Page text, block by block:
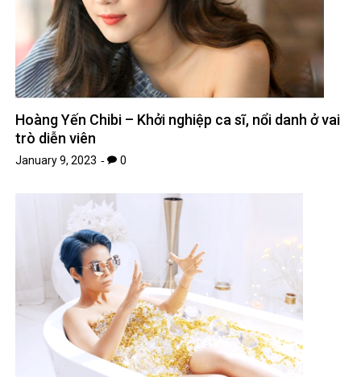
Hoàng Yến Chibi – Khởi nghiệp ca sĩ, nổi danh ở vai
trò diễn viên
January 9, 2023 0